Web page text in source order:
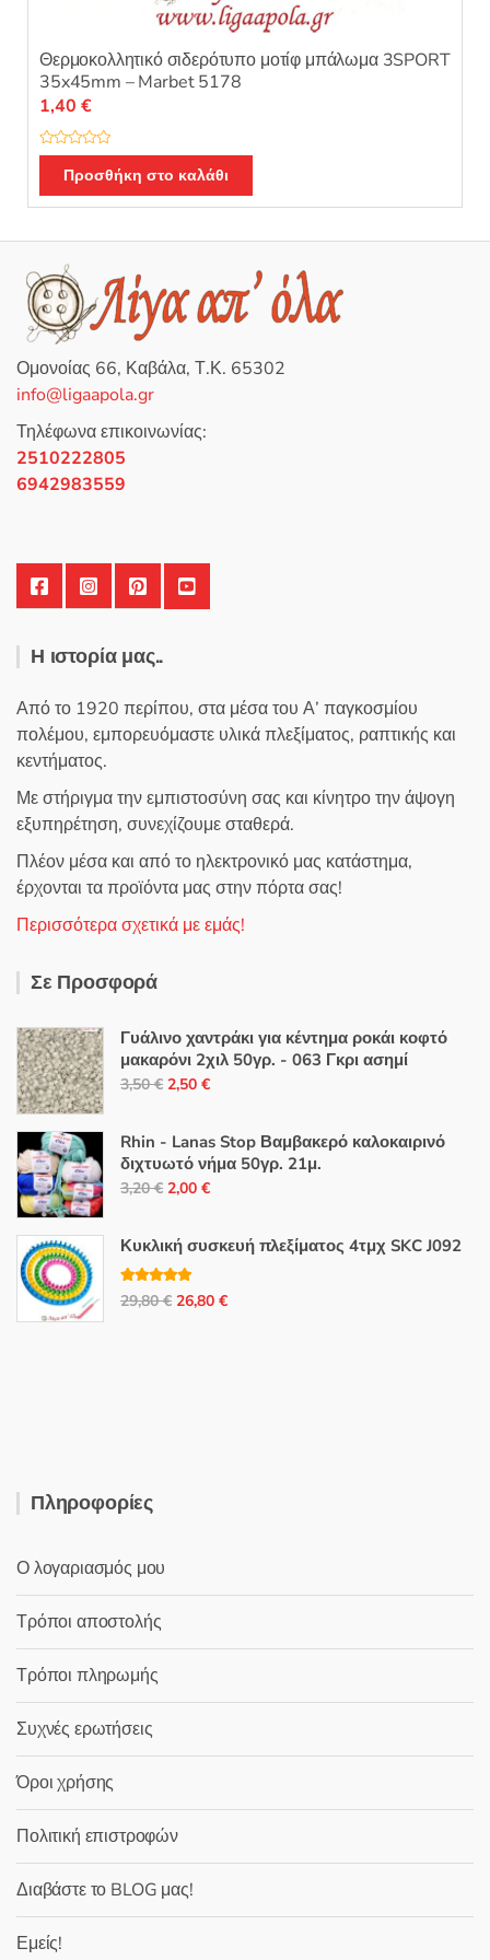
Θερμοκολλητικό σιδερότυπο μοτίφ μπάλωμα 3SPORT
35x45mm – Marbet 5178
Β
μ
ο
θ
η
κ
ε
μ
α
π
ό
5
1,40 €
Προσθήκη στο καλάθι
Ομονοίας 66, Καβάλα, Τ.Κ. 65302
info@ligaapola.gr
Τηλέφωνα επικοινωνίας:
2510222805
6942983559
Η ιστορία μας..
Από το 1920 περίπου, στα μέσα του Α’ παγκοσμίου
πολέμου, εμπορευόμαστε υλικά πλεξίματος, ραπτικής και
κεντήματος.
Με στήριγμα την εμπιστοσύνη σας και κίνητρο την άψογη
εξυπηρέτηση, συνεχίζουμε σταθερά.
Πλέον μέσα και από το ηλεκτρονικό μας κατάστημα,
έρχονται τα προϊόντα μας στην πόρτα σας!
Περισσότερα σχετικά με εμάς!
Σε Προσφορά
Γυάλινο χαντράκι για κέντημα ροκάι κοφτό
μακαρόνι 2χιλ 50γρ. - 063 Γκρι ασημί
3,50€ Original
was:
3,50 €.
2,50 €Η
τιμή
είναι:
2,50 €.
Rhin - Lanas Stop Βαμβακερό καλοκαιρινό
διχτυωτό νήμα 50γρ. 21μ.
3,20€ Original
was:
3,20 €.
2,00 €Η
τιμή
2,00 €.
Κυκλική συσκευή πλεξίματος 4τμχ SKC J092
Βαθμολογή
θηκε με5.00
29,80€ Original
26,80 €Η
Πληροφορίες
Ο λογαριασμός μου
Τρόποι αποστολής
Τρόποι πληρωμής
Συχνές ερωτήσεις
Όροι χρήσης
Πολιτική επιστροφών
Διαβάστε το BLOG μας!
Εμείς!